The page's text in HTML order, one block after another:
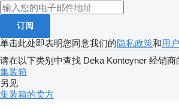
订阅
单击此处即表明您同意我们的隐私政策和用
请在以下类别中查找 Deka Konteyner 经销商
集装箱
另见
集装箱的卖方